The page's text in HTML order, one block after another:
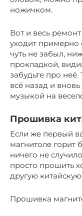
ножичком.
Вот и весь
уходит примерно
чуть не забыл,
прокладкой,
забудьте про
всё назад и
музыкой на
Прошивка
Если же первый
магнитоле горит
ничего не
просто прошить
другую
Прошивка